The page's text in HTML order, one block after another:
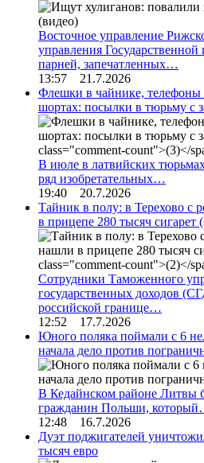
Восточное управление
управления
парней, запечатленных…
13:57 21.7.2026
Флешки в чайнике, телефоны
шортах: посылки в тюрьму с
В июле в латвийских
ряд изобретательных…
19:40 20.7.2026
Тайник в полу: в Терехово с
в прицепе 280 тысяч сигарет
Сотрудники Таможенного
государственных доходов
российской границе…
12:52 17.7.2026
Юного поляка поймали с 6
начала дело против
В Кедайнском районе Литвы
гражданин Польши,
12:48 16.7.2026
Дуэт поджигателей
тысяч евро